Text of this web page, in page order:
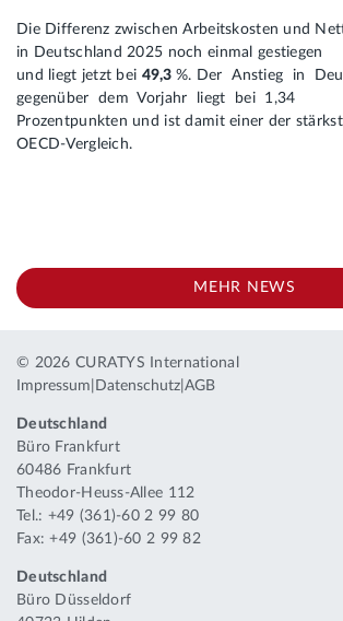
Die Differenz zwischen Arbeitskosten und
in Deutschland 2025 noch einmal gestiegen
und liegt jetzt bei 49,3%. Der Anstieg in
gegenüber dem Vorjahr liegt bei 1,34
Prozentpunkten und ist damit einer der
OECD-Vergleich.
MEHR NEWS
© 2026 CURATYS International
Impressum Datenschutz AGB
Deutschland
Büro Frankfurt
60486 Frankfurt
Theodor-Heuss-Allee 112
Tel.: +49 (361)-60 2 99 80
Fax: +49 (361)-60 2 99 82
Deutschland
Büro Düsseldorf